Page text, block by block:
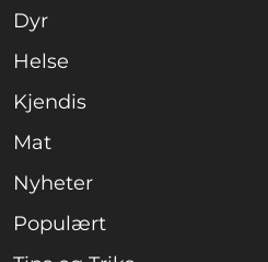
Dyr
Helse
Kjendis
Mat
Nyheter
Populært